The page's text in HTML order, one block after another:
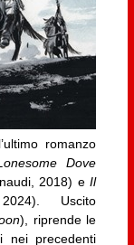
romanzo
Dove
2018) e Il
Uscito
), riprende le
nei precedenti